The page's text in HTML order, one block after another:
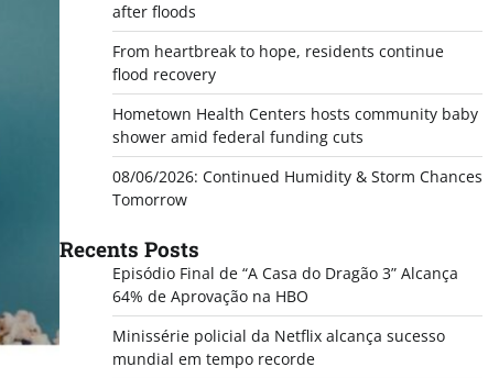
after floods
From heartbreak to hope, residents continue
flood recovery
Hometown Health Centers hosts community baby
shower amid federal funding cuts
08/06/2026: Continued Humidity & Storm Chances
Tomorrow
Recents Posts
Episódio Final de “A Casa do Dragão 3” Alcança
64% de Aprovação na HBO
Minissérie policial da Netflix alcança sucesso
mundial em tempo recorde